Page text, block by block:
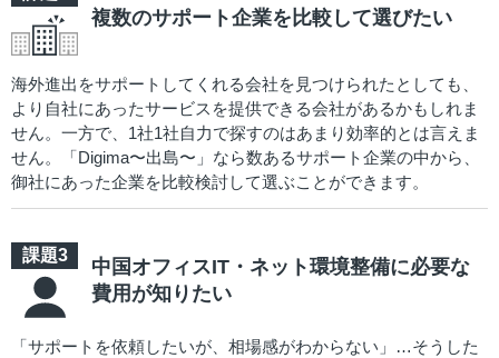
複数のサポート企業を比較して選びたい
海外進出をサポートしてくれる会社を見つけられたとしても、
より自社にあったサービスを提供できる会社があるかもしれま
せん。一方で、1社1社自力で探すのはあまり効率的とは言えま
せん。「Digima〜出島〜」なら数あるサポート企業の中から、
御社にあった企業を比較検討して選ぶことができます。
中国オフィスIT・ネット環境整備に必要な
費用が知りたい
「サポートを依頼したいが、相場感がわからない」…そうした